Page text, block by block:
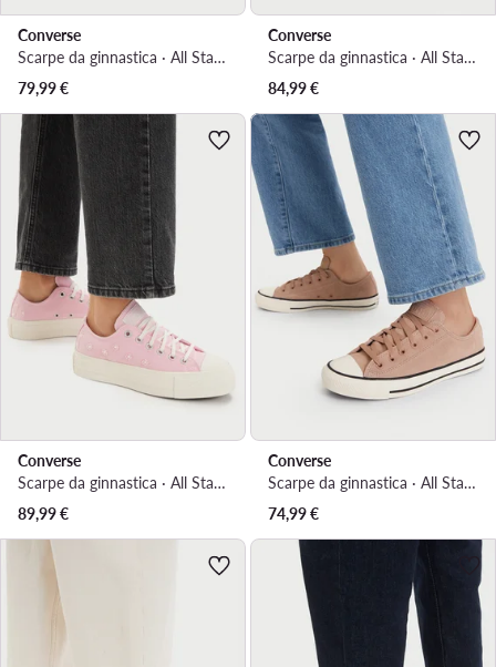
Converse
Scarpe da ginnastica · All Star · Crema
79,99€
Converse
Scarpe da ginnastica · All Star · Viola
84,99€
Converse
Scarpe da ginnastica · All Star · Rosa
89,99€
Converse
Scarpe da ginnastica · All Star · Marrone
74,99€